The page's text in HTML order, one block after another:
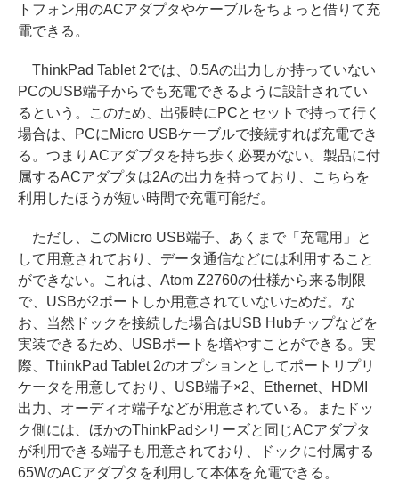
トフォン用のACアダプタやケーブルをちょっと借りて充
電できる。
ThinkPad Tablet 2では、0.5Aの出力しか持っていない
PCのUSB端子からでも充電できるように設計されてい
るという。このため、出張時にPCとセットで持って行く
場合は、PCにMicro USBケーブルで接続すれば充電でき
る。つまりACアダプタを持ち歩く必要がない。製品に付
属するACアダプタは2Aの出力を持っており、こちらを
利用したほうが短い時間で充電可能だ。
ただし、このMicro USB端子、あくまで「充電用」と
して用意されており、データ通信などには利用すること
ができない。これは、Atom Z2760の仕様から来る制限
で、USBが2ポートしか用意されていないためだ。な
お、当然ドックを接続した場合はUSB Hubチップなどを
実装できるため、USBポートを増やすことができる。実
際、ThinkPad Tablet 2のオプションとしてポートリプリ
ケータを用意しており、USB端子×2、Ethernet、HDMI
出力、オーディオ端子などが用意されている。またドッ
ク側には、ほかのThinkPadシリーズと同じACアダプタ
が利用できる端子も用意されており、ドックに付属する
65WのACアダプタを利用して本体を充電できる。